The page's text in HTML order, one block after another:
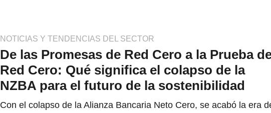
NOTICIAS Y TENDENCIAS DEL SECTOR
De las Promesas de Red Cero a la Prueba
Red Cero: Qué significa el colapso de la
NZBA para el futuro de la sostenibilidad
Con el colapso de la Alianza Bancaria Neto Cero, se acabó la era